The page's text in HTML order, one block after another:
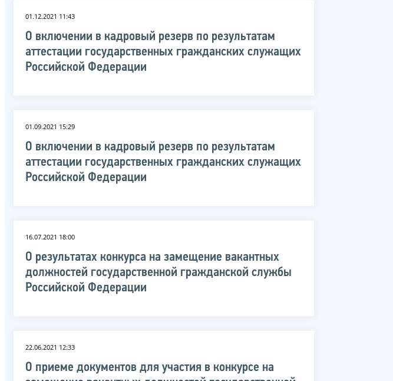
01.12.2021 11:43
О включении в кадровый резерв по результатам
аттестации государственных гражданских служащих
Российской Федерации
01.09.2021 15:29
О включении в кадровый резерв по результатам
аттестации государственных гражданских служащих
Российской Федерации
16.07.2021 18:00
О результатах конкурса на замещение вакантных
должностей государственной гражданской службы
Российской Федерации
22.06.2021 12:33
О приеме документов для участия в конкурсе на